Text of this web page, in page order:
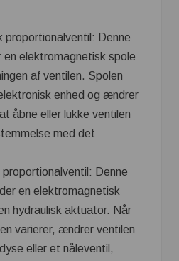
proportionalventil: Denne
en elektromagnetisk spole
af ventilen. Spolen
enhed og ændrer
åbne eller lukke ventilen
med det
proportionalventil: Denne
en elektromagnetisk
hydraulisk aktuator. Når
varierer, ændrer ventilen
eller et nåleventil,